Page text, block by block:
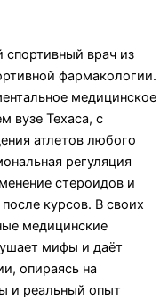
врач из
фармакологии.
медицинское
вузе Техаса, с
атлетов любого
регуляция
стероидов и
курсов. В своих
медицинские
мифы и даёт
опираясь на
и реальный опыт